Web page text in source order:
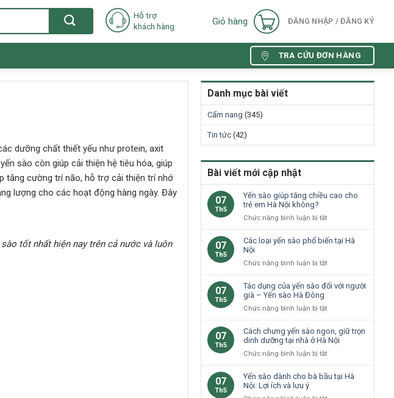
Hỗ trợ
khách hàng
Giỏ hàng ĐĂNG NHẬP / ĐĂNG KÝ
TRA CỨU ĐƠN HÀNG
dưỡng chất thiết yếu như protein, axit
sào còn giúp cải thiện hệ tiêu hóa, giúp
tăng cường trí não, hỗ trợ cải thiện trí nhớ
lượng cho các hoạt động hàng ngày. Đây
tốt nhất hiện nay trên cả nướcvà luôn
Danh mục bài viết
Cẩm nang (345)
Tin tức (42)
Bài viết mới cập nhật
07
Th5
Yến sào giúp tăng chiều cao cho
trẻ em Hà Nội không?
Chức năng bình luận bị tắtở
sào
cho
em
Nội
không?
07
Th5
Các loại yến sào phổ biến tại Hà
Nội
Chức năng bình luận bị tắtở
loại
tại
Hà
Nội
07
Th5
Tác dụng của yến sào đối với người
già – Yến sào Hà Đông
Chức năng bình luận bị tắtở
dụng
của
với
07
Th5
Cách chưng yến sào ngon, giữ trọn
dinh dưỡng tại nhà ở Hà Nội
Chức năng bình luận bị tắtở
chưng
07
Th5
Yến sào dành cho bà bầu tại Hà
Nội: Lợi ích và lưu ý